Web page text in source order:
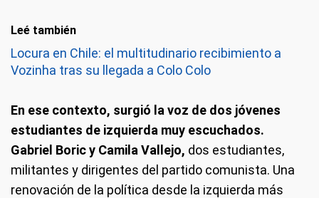
Leé también
Locura en Chile: el multitudinario recibimiento a
Vozinha tras su llegada a Colo Colo
En ese contexto, surgió la voz de dos jóvenes
estudiantes de izquierda muy escuchados.
Gabriel Boric y Camila Vallejo, dos estudiantes,
militantes y dirigentes del partido comunista. Una
renovación de la política desde la izquierda más